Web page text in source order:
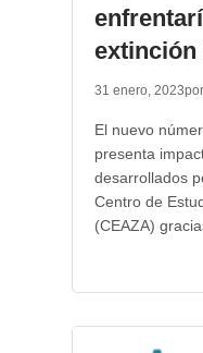
extinción
31 enero, 2023
El nuevo
presenta
desarrollados
Centro de
(CEAZA)